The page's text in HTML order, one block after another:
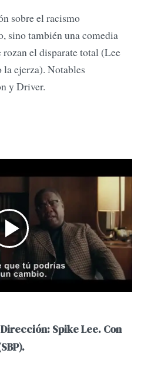
sobre el racismo
sino también una comedia
el disparate total (Lee
la ejerza). Notables
y Driver.
Dirección: Spike Lee. Con